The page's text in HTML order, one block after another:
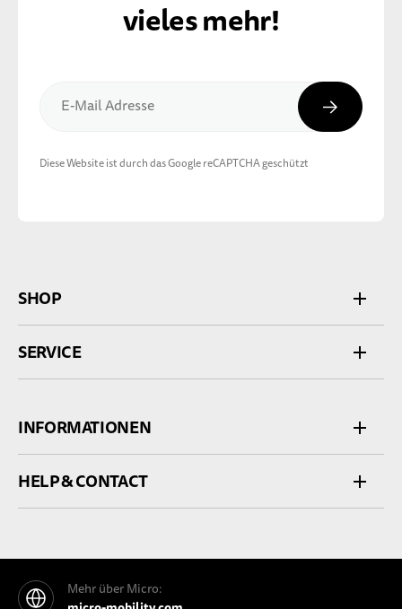
E-Mail Adresse
Diese Website ist durch das Google reCAPTCHA geschützt
vieles mehr!
SHOP
SERVICE
INFORMATIONEN
HELP & CONTACT
Mehr über Micro: